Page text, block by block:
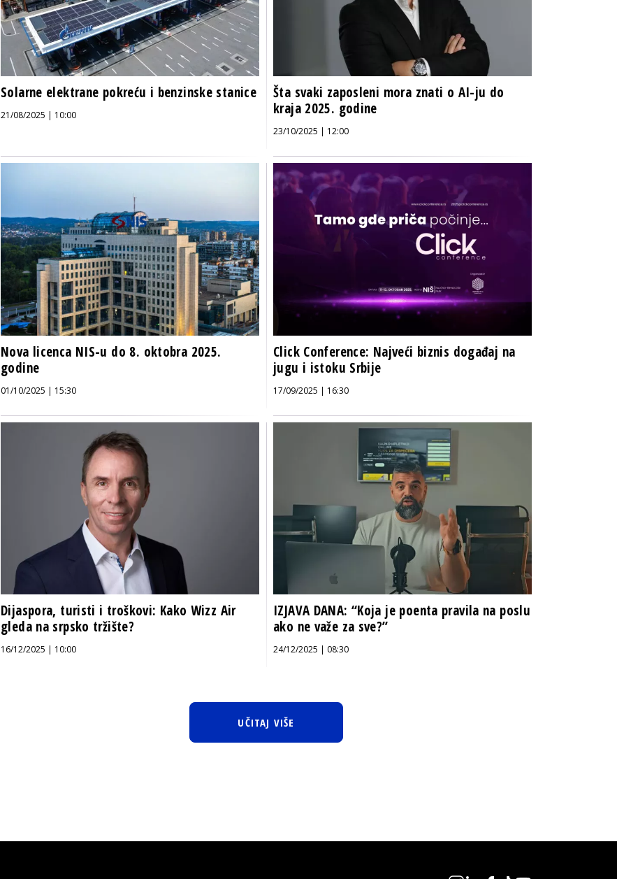
Solarne elektrane pokreću i benzinske stanice
21/08/2025 | 10:00
Šta svaki zaposleni mora znati o AI-ju do
kraja 2025. godine
23/10/2025 | 12:00
Nova licenca NIS-u do 8. oktobra 2025.
godine
01/10/2025 | 15:30
Click Conference: Najveći biznis događaj na
jugu i istoku Srbije
17/09/2025 | 16:30
Dijaspora, turisti i troškovi: Kako Wizz Air
gleda na srpsko tržište?
16/12/2025 | 10:00
IZJAVA DANA: “Koja je poenta pravila na poslu
ako ne važe za sve?”
24/12/2025 | 08:30
UČITAJ VIŠE